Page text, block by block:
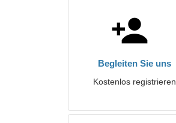
Begleiten Sie uns
Kostenlos registrieren